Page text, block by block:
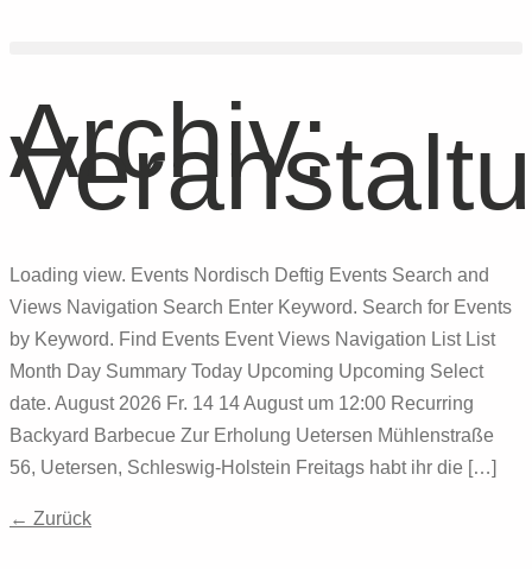
Archiv:
Loading view. Events Nordisch Deftig Events Search and
Views Navigation Search Enter Keyword. Search for Events
by Keyword. Find Events Event Views Navigation List List
Month Day Summary Today Upcoming Upcoming Select
date. August 2026 Fr. 14 14 August um 12:00 Recurring
Backyard Barbecue Zur Erholung Uetersen Mühlenstraße
56, Uetersen, Schleswig-Holstein Freitags habt ihr die […]
← Zurück